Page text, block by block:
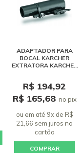
ADAPTADOR PARA
BOCAL KARCHER
EXTRATORA KARCHER
R$ 194,92
R$ 165,68 no pix
ou em até 9x de R$
21,66 sem jurosno
cartão
COMPRAR